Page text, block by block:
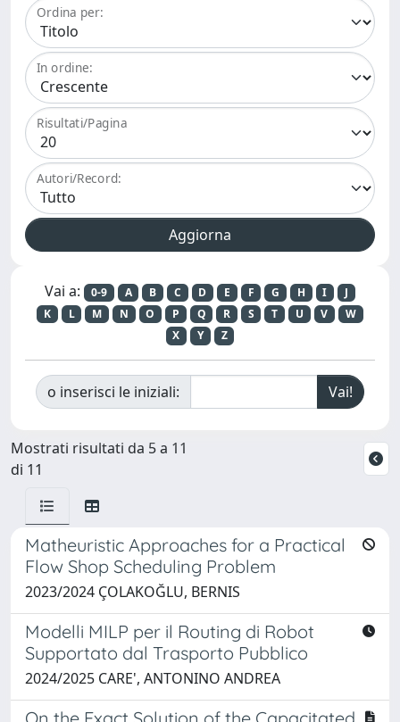
Ordina per:
In ordine:
Risultati/Pagina
Autori/Record:
Vai a: 0-9 A B C D E F G H I
J
K
L M N O P Q R S T U V
W
X
Y Z
o inserisci le iniziali:
Mostrati risultati da 5 a 11
di 11
Matheuristic Approaches for a Practical
Flow Shop Scheduling Problem
2023/2024 ÇOLAKOĞLU, BERNIS
Modelli MILP per il Routing di Robot
Supportato dal Trasporto Pubblico
2024/2025 CARE', ANTONINO ANDREA